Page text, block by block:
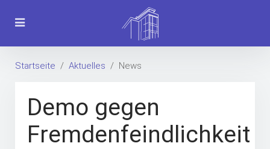
Startseite Aktuelles News
Demo gegen
Fremdenfeindlichkeit